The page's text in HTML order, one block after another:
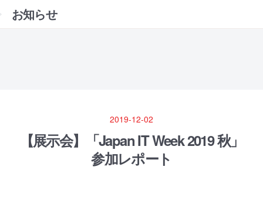
お知らせ
2019-12-02
【展示会】「Japan IT Week 2019 秋」
参加レポート